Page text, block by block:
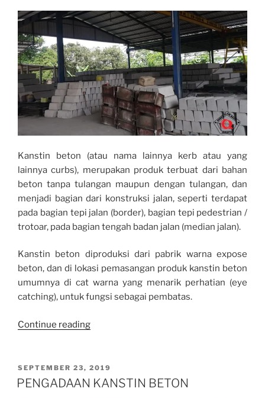
Kanstin beton (atau nama lainnya kerb atau yang
lainnya curbs), merupakan produk terbuat dari bahan
beton tanpa tulangan maupun dengan tulangan, dan
menjadi bagian dari konstruksi jalan, seperti terdapat
pada bagian tepi jalan (border), bagian tepi pedestrian /
trotoar, pada bagian tengah badan jalan (median jalan).
Kanstin beton diproduksi dari pabrik warna expose
beton, dan di lokasi pemasangan produk kanstin beton
umumnya di cat warna yang menarik perhatian (eye
catching), untuk fungsi sebagai pembatas.
Continue reading“BENTUK
POSTED
ON
SEPTEMBER 23, 2019
PENGADAAN KANSTIN BETON